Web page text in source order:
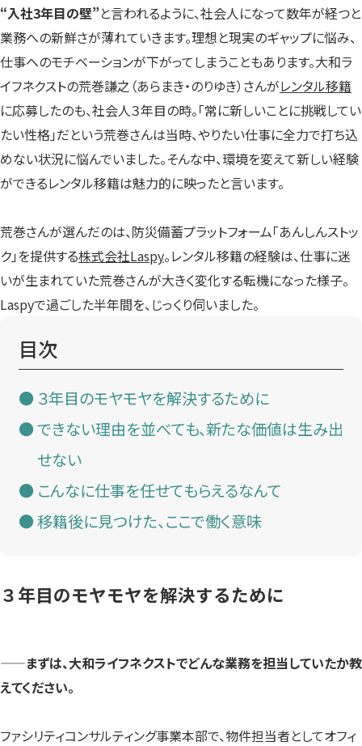
す） す） す）
“入社3年目の壁”と言われるように、社会人になって数年が経つと
業務への新鮮さが薄れていきます。理想と現実のギャップに悩み、
仕事へのモチベーションが下がってしまうこともあります。大和ラ
イフネクストの荒巻謙之（あらまき・のりゆき）さんがレンタル移籍
に応募したのも、社会人３年目の時。「常に新しいことに挑戦してい
たい性格」だという荒巻さんは当時、やりたい仕事に全力で打ち込
めない状況に悩んでいました。そんな中、環境を変えて新しい経験
ができるレンタル移籍は魅力的に映ったと言います。
荒巻さんが選んだのは、防災備蓄プラットフォーム「あんしんストッ
ク」を提供する株式会社Laspy。レンタル移籍の経験は、仕事に迷
いが生まれていた荒巻さんが大きく変化する転機になった様子。
Laspyで過ごした半年間を、じっくり伺いました。
目次
３年目のモヤモヤを解決するために
できない理由を並べても、新たな価値は生み出
せない
こんなに仕事を任せてもらえるなんて
移籍後に見つけた、ここで働く意味
３年目のモヤモヤを解決するために
——まずは、大和ライフネクストでどんな業務を担当していたか教
えてください。
ファシリティコンサルティング事業本部で、物件担当者としてオフィ